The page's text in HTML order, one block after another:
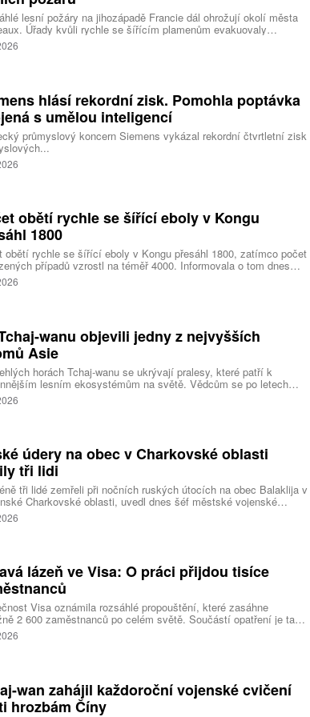
lesní požáry na jihozápadě Francie dál ohrožují okolí města
Úřady kvůli rychle se šířícím plamenům evakuovaly
lidí a nevylučují ani další rozšiřování bezpečnostních
Hasiči zároveň čelí neobvyklému jevu, který podle nich
hlásí rekordní zisk. Pomohla poptávka
s umělou inteligencí
průmyslový koncern Siemens vykázal rekordní čtvrtletní zisk
obětí rychle se šířící eboly v Kongu
1800
obětí rychle se šířící eboly v Kongu přesáhl 1800, zatímco počet
případů vzrostl na téměř 4000. Informovala o tom dnes
Reuters s odkazem na konžské úřady.
wanu objevili jedny z nejvyšších
Asie
horách Tchaj-wanu se ukrývají pralesy, které patří k
lesním ekosystémům na světě. Vědcům se po letech
pátrání podařilo objevit jedli tchajwanskou vysokou 84,1
která je dnes považována za nejvyšší známý strom ve
údery na obec v Charkovské oblasti
tři lidi
tři lidé zemřeli při nočních ruských útocích na obec Balaklija v
Charkovské oblasti, uvedl dnes šéf městské vojenské
Vitalij Karabanov. Ukrajinské letectvo ráno oznámilo, že Rusko
útočilo na Ukrajinu čtyřmi střelami a 101 bezpilotními letouny,
lázeň ve Visa: O práci přijdou tisíce
Visa oznámila rozsáhlé propouštění, které zasáhne
2 600 zaměstnanců po celém světě. Součástí opatření je také
320 pracovních míst v kalifornském Foster City, kde firma
významné technologické centrum. Vyplývá to z dokumentů
wan zahájil každoroční vojenské cvičení
hrozbám Číny